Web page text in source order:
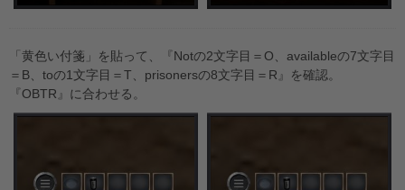
「黄色い付箋」を貼って、『Notの2文字目＝O、availableの7文字目
＝B、toの1文字目＝T、prisonersの8文字目＝R』を確認。
『OBTR』に合わせる。